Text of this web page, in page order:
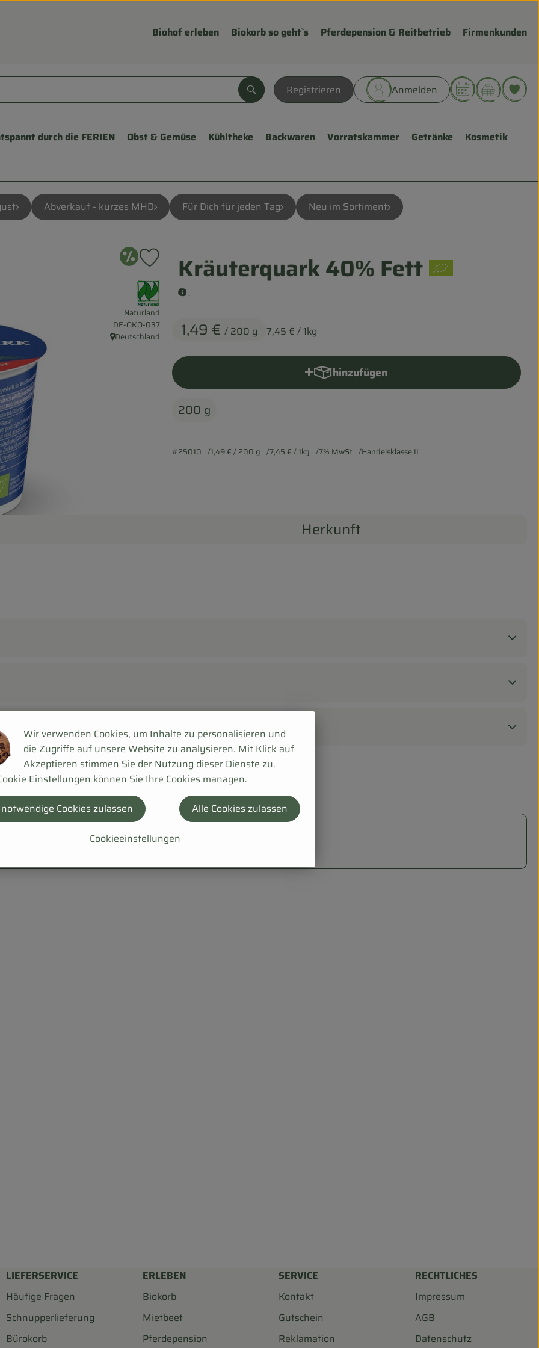
Biohof erleben Biokorb so geht`s Pferdepension & Reitbetrieb Firmenkunden
Registrieren Anmelden
Suchen
durch die FERIEN Obst & Gemüse Kühltheke Backwaren Vorratskammer Getränke Kosmetik
Abverkauf - kurzes MHD Für Dich für jeden Tag Neu im Sortiment
Kräuterquark 40% Fett
.
1,49 € / 200 g 7,45 € / 1kg
Produkt zu Favouriten hinzufügen
Angebot
, Verband:
Naturland
, Kontrollstelle:
DE-ÖKO-037
, Herkunft:
Deutschland
hinzufügen
Produkt zum Warenkorb hinzufügen
200 g
#25010 1,49 €/ 200 g 7,45 €/ 1kg 7% MwSt Handelsklasse II
Herkunft
LIEFERSERVICE
Häufige Fragen
Schnupperlieferung
Bürokorb
ERLEBEN
Biokorb
Mietbeet
Pferdepension
SERVICE
Kontakt
Gutschein
Reklamation
RECHTLICHES
Impressum
AGB
Datenschutz
Wir verwenden Cookies, um Inhalte zu personalisieren und
die Zugriffe auf unsere Website zu analysieren. Mit Klick auf
Akzeptieren stimmen Sie der Nutzung dieser Dienste zu.
Einstellungen können Sie Ihre Cookies managen.
Cookieeinstellungen
Cookies zulassen Alle Cookies zulassen